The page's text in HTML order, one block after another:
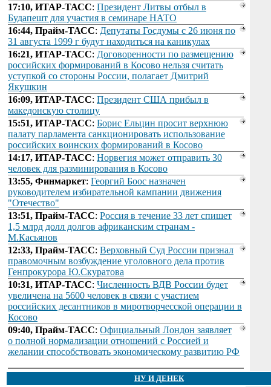
17:10, ИТАР-ТАСС: Президент Литвы отбыл в
Будапешт для участия в семинаре НАТО
16:44, Прайм-ТАСС: Депутаты Госдумы с 26 июня по
31 августа 1999 г будут находиться на каникулах
16:21, ИТАР-ТАСС: Договоренности по размещению
российских формирований в Косово нельзя считать
уступкой со стороны России, полагает Дмитрий
Якушкин
16:09, ИТАР-ТАСС: Президент США прибыл в
македонскую столицу
15:51, ИТАР-ТАСС: Борис Ельцин просит верхнюю
палату парламента санкционировать использование
российских воинских формирований в Косово
14:17, ИТАР-ТАСС: Норвегия может отправить 30
человек для разминирования в Косово
13:55, Финмаркет: Георгий Боос назначен
руководителем избирательной кампании движения
"Отечество"
13:51, Прайм-ТАСС: Россия в течение 33 лет спишет
1,5 млрд долл долгов африканским странам -
М.Касьянов
12:33, Прайм-ТАСС: Верховный Суд России признал
правомочным возбуждение уголовного дела против
Генпрокурора Ю.Скуратова
10:31, ИТАР-ТАСС: Численность ВДВ России будет
увеличена на 5600 человек в связи с участием
российских десантников в миротворчесской операции в
Косово
09:40, Прайм-ТАСС: Официальный Лондон заявляет
о полной нормализации отношений с Россией и
желании способствовать экономическому развитию РФ
НУ И ДЕНЕК